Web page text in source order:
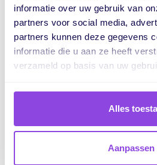
informatie over uw gebruik van
partners voor social media,
partners kunnen deze gegevens
informatie die u aan ze heeft
verzameld op basis van uw
Alles
Aanpassen
meegenomen. Op deze manier
overzicht van de beschikbare
nóg makkelijker.